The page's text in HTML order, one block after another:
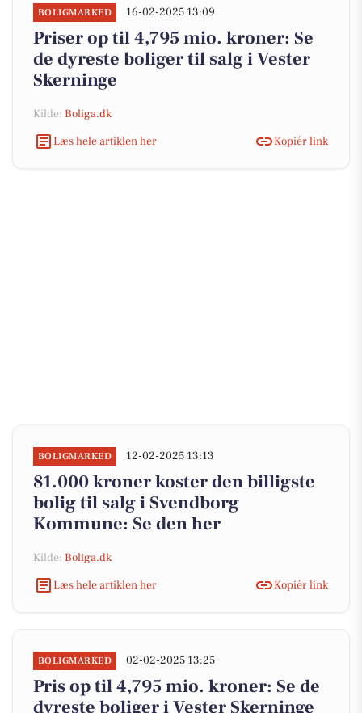
BOLIGMARKED 16-02-2025 13:09
Priser op til 4,795 mio. kroner: Se
de dyreste boliger til salg i Vester
Skerninge
Kilde: Boliga.dk
Læs hele artiklen her
Kopiér link
BOLIGMARKED 12-02-2025 13:13
81.000 kroner koster den billigste
bolig til salg i Svendborg
Kommune: Se den her
Kilde: Boliga.dk
Læs hele artiklen her
Kopiér link
BOLIGMARKED 02-02-2025 13:25
Pris op til 4,795 mio. kroner: Se de
dyreste boliger i Vester Skerninge